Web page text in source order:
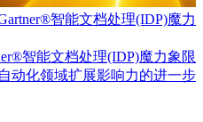
智能文档处理(IDP)魔力
智能文档处理(IDP)魔力象限
动化领域扩展影响力的进一步